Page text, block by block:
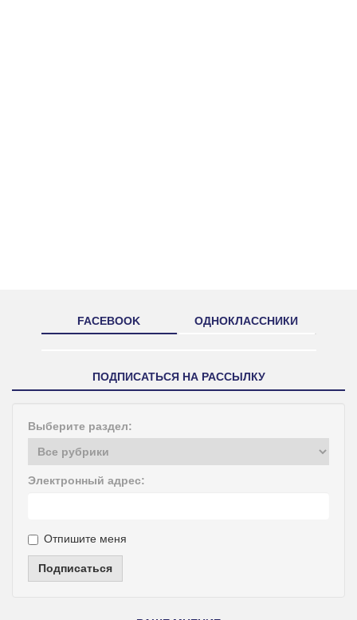
FACEBOOK ОДНОКЛАССНИКИ
ПОДПИСАТЬСЯ НА РАССЫЛКУ
Выберите раздел:
Электронный адрес:
Отпишите меня
Подписаться